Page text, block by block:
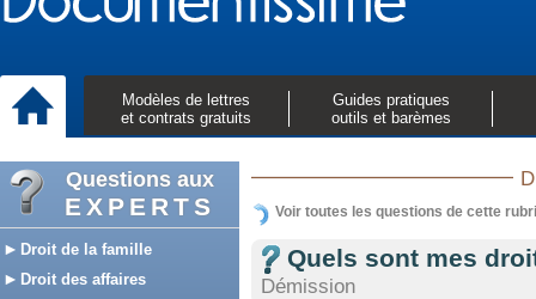
Modèles de lettres
et contrats gratuits
Guides pratiques
outils et barèmes
Questions aux
EXPERTS
Droit de la famille
Droit des affaires
Voir toutes les questions de cette
Quels sont mes
Démission